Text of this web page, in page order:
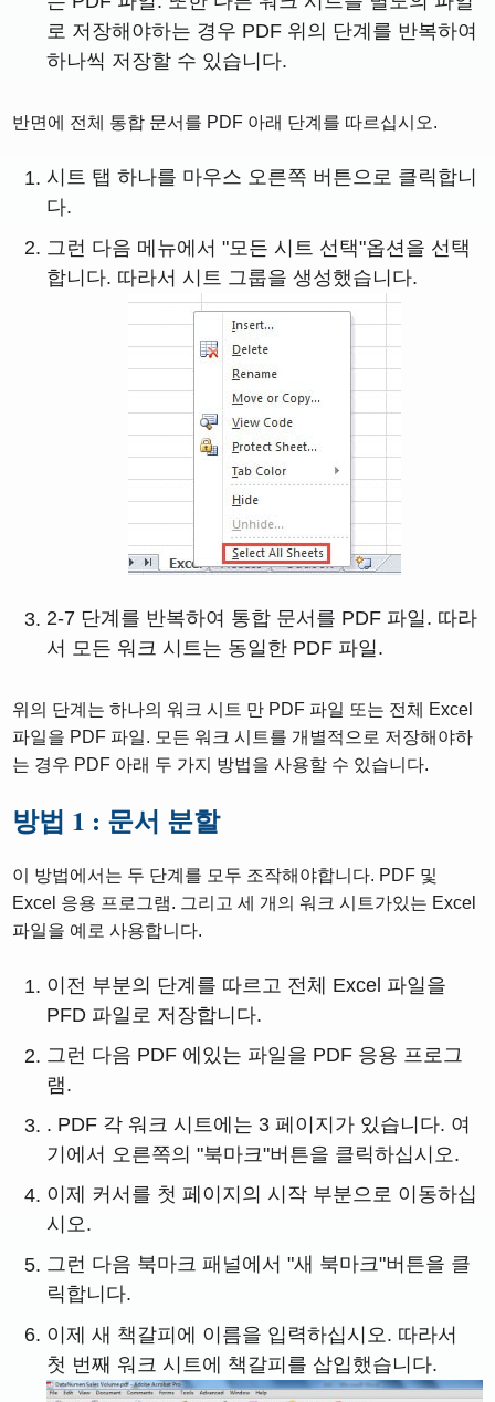
로 저장해야하는 경우 PDF 위의 단계를 반복하여
하나씩 저장할 수 있습니다.
반면에 전체 통합 문서를 PDF 아래 단계를 따르십시오.
시트 탭 하나를 마우스 오른쪽 버튼으로 클릭합니
다.
그런 다음 메뉴에서 "모든 시트 선택"옵션을 선택
합니다. 따라서 시트 그룹을 생성했습니다.
2-7 단계를 반복하여 통합 문서를 PDF 파일. 따라
서 모든 워크 시트는 동일한 PDF 파일.
위의 단계는 하나의 워크 시트 만 PDF 파일 또는 전체 Excel
파일을 PDF 파일. 모든 워크 시트를 개별적으로 저장해야하
는 경우 PDF 아래 두 가지 방법을 사용할 수 있습니다.
방법 1 : 문서 분할
이 방법에서는 두 단계를 모두 조작해야합니다. PDF 및
Excel 응용 프로그램. 그리고 세 개의 워크 시트가있는 Excel
파일을 예로 사용합니다.
이전 부분의 단계를 따르고 전체 Excel 파일을
PFD 파일로 저장합니다.
그런 다음 PDF 에있는 파일을 PDF 응용 프로그
램.
. PDF 각 워크 시트에는 3 페이지가 있습니다. 여
기에서 오른쪽의 "북마크"버튼을 클릭하십시오.
이제 커서를 첫 페이지의 시작 부분으로 이동하십
시오.
그런 다음 북마크 패널에서 "새 북마크"버튼을 클
릭합니다.
이제 새 책갈피에 이름을 입력하십시오. 따라서
첫 번째 워크 시트에 책갈피를 삽입했습니다.